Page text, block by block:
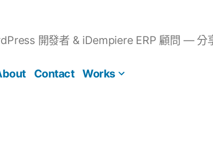
開發者 & iDempiere ERP 顧問 — 分
Contact Works